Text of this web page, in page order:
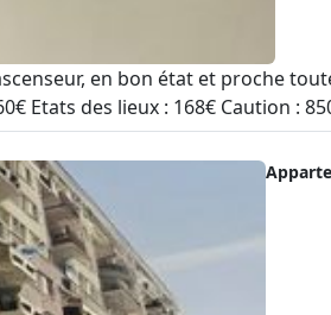
en bon état et proche
Etats des lieux : 168€ Caution :